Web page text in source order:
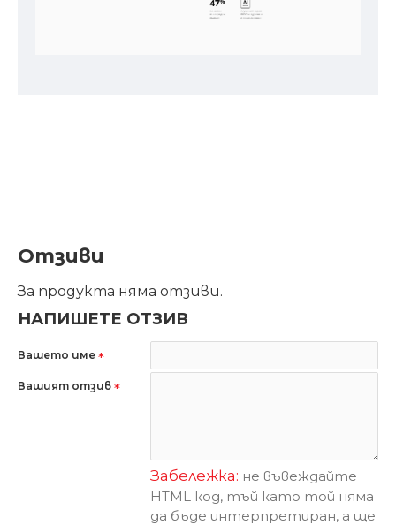
Отзиви
За продукта няма отзиви.
НАПИШЕТЕ ОТЗИВ
Вашето име
Вашият отзив
Забележка: не въвеждайте
HTML код, тъй като той няма
да бъде интерпретиран, а ще